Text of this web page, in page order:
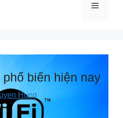
Menu
biến hiện nay
Hung